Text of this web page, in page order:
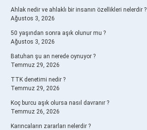
Ahlak nedir ve ahlaklı bir insanın özellikleri nelerdir ?
Ağustos 3, 2026
50 yaşından sonra aşık olunur mu ?
Ağustos 3, 2026
Batuhan şu an nerede oynuyor ?
Temmuz 29, 2026
TTK denetimi nedir ?
Temmuz 29, 2026
Koç burcu aşık olursa nasıl davranır ?
Temmuz 26, 2026
Karıncaların zararları nelerdir ?